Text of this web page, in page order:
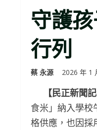
守護
行列
蔡 永源 2026 年 1
【民正新聞
食米」納入學校
格供應，也因採